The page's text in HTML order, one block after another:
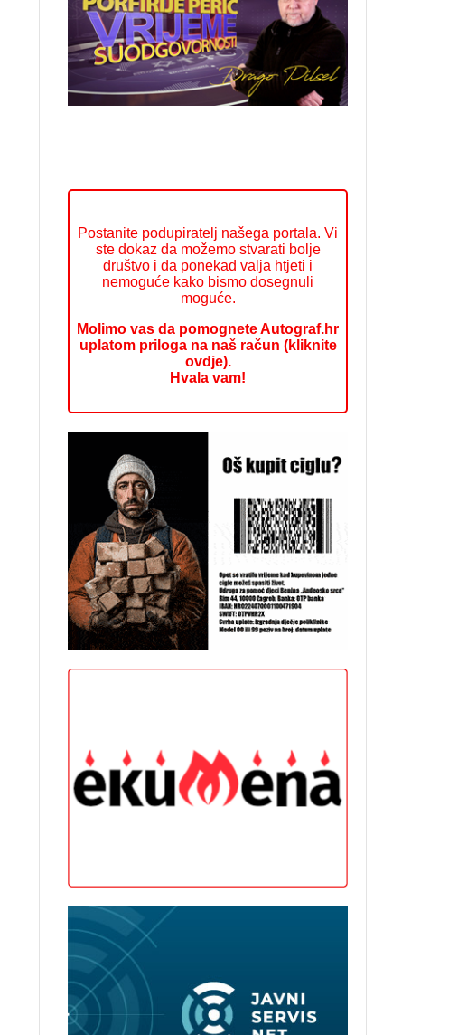
Postanite podupiratelj našega portala. Vi
ste dokaz da možemo stvarati bolje
društvo i da ponekad valja htjeti i
nemoguće kako bismo dosegnuli
moguće.
Molimo vas da pomognete Autograf.hr
uplatom priloga na naš račun (kliknite
ovdje).
Hvala vam!